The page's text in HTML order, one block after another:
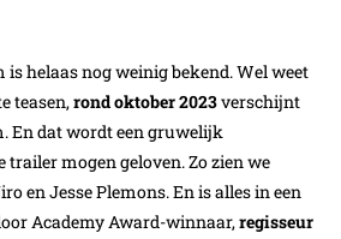
is helaas nog weinig bekend. Wel weet
teasen,rond oktober 2023verschijnt
En dat wordt een gruwelijk
trailer mogen geloven. Zo zien we
en Jesse Plemons. En is alles in een
Academy Award-winnaar,regisseur